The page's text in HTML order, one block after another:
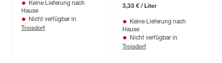
Keine Lieferung nach
Hause
Nicht verfügbar in
Troisdorf
3,33 € / Liter
Keine Lieferung nach
Hause
Nicht verfügbar in
Troisdorf